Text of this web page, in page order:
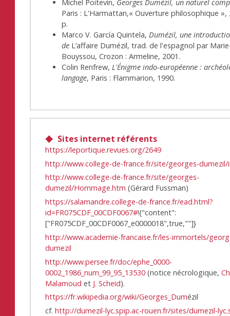
Michel Poitevin, Georges Dumézil, un naturel
Paris : L'Harmattan,« Ouverture philosophique »,
p.
Marco V. García Quintela,Dumézil, une
de L’affaire Dumézil, trad. de l'espagnol par
Bouyssou, Crozon : Armeline, 2001.
Colin Renfrew,L'Énigme indo-européenne :
langage, Paris : Flammarion, 1990.
Sites internet référents
https://leportique.revues.org/2649
http://www.college-de-france.fr/site/georges-
http://www.college-de-france.fr/site/georges-
dumezil/Hommage.htm (Gérard Fussman)
https://salamandre.college-de-france.fr/ead.html?
id=FR075CDF_00CDF0067#!{"content":
["FR075CDF_00CDF0067_e0000018",true,""]}
http://www.academie-francaise.fr/les-immortels/
dumezil
http://www.persee.fr/doc/ephe_0000-
0002_1986_num_99_95_13530 (notice nécrologique,
Malamoud et J. Scheid).
https://fr.wikipedia.org/wiki/Georges_Dumézil
cf.http://dumezil-lyc.spip.ac-rouen.fr/sites/dumezil-